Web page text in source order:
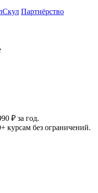
Партнёрство
₽ за год.
курсам без ограничений.